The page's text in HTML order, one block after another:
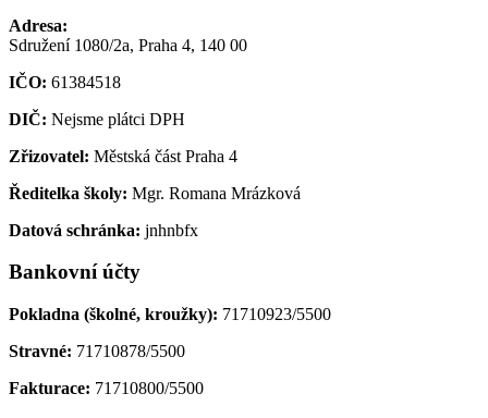
Adresa:
Sdružení 1080/2a, Praha 4, 140 00
IČO: 61384518
DIČ: Nejsme plátci DPH
Zřizovatel: Městská část Praha 4
Ředitelka školy: Mgr. Romana Mrázková
Datová schránka: jnhnbfx
Bankovní účty
Pokladna (školné, kroužky): 71710923/5500
Stravné: 71710878/5500
Fakturace: 71710800/5500